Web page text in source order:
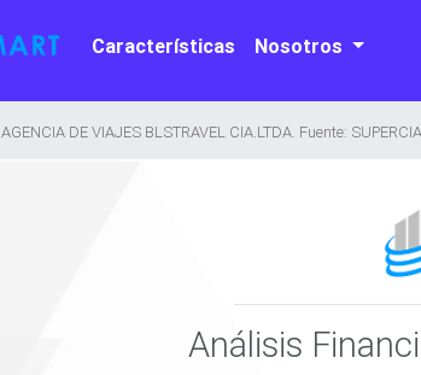
Características Nosotros
AGENCIA DE VIAJES BLSTRAVEL CIA.LTDA. Fuente:
Análisis